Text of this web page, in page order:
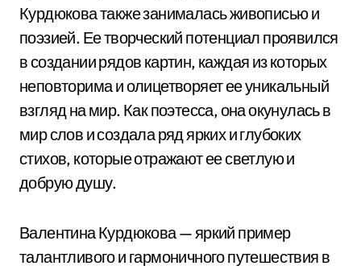
Курдюкова также занималась живописью и
поэзией. Ее творческий потенциал проявился
в создании рядов картин, каждая из которых
неповторима и олицетворяет ее уникальный
взгляд на мир. Как поэтесса, она окунулась в
мир слов и создала ряд ярких и глубоких
стихов, которые отражают ее светлую и
добрую душу.
Валентина Курдюкова — яркий пример
талантливого и гармоничного путешествия в